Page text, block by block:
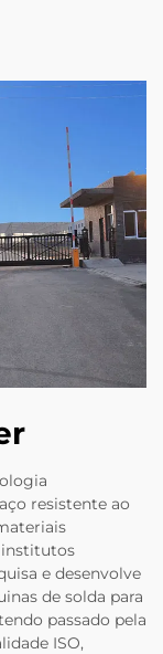
resistente ao
institutos
e desenvolve
de solda para
passado pela
ISO,